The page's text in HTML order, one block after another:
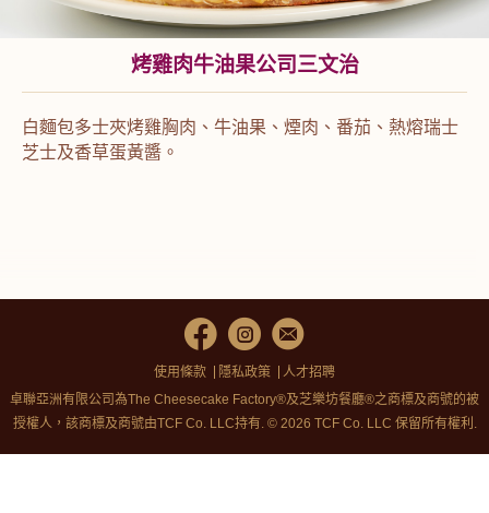
烤雞肉牛油果公司三文治
白麵包多士夾烤雞胸肉、牛油果、煙肉、番茄、熱熔瑞士
芝士及香草蛋黃醬。
使用條款 隱私政策
人才招聘
卓聯亞洲有限公司為The Cheesecake Factory®及芝樂坊餐廳®之商標及商號的被
授權人，該商標及商號由TCF Co. LLC持有. © 2026 TCF Co. LLC 保留所有權利.